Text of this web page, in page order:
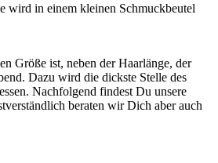
wird in einem kleinen Schmuckbeutel
Größe ist, neben der Haarlänge, der
Dazu wird die dickste Stelle des
Nachfolgend findest Du unsere
beraten wir Dich aber auch